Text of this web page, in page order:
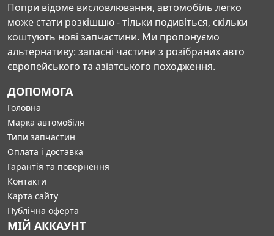
Попри відоме висловлювання, автомобіль легко
може стати розкішшю - тільки подивіться, скільки
коштують нові запчастини. Ми пропонуємо
альтернативу: запасні частини з розібраних авто
європейського та азіатського походження.
ДОПОМОГА
Головна
Марка автомобіля
Типи запчастин
Оплата і доставка
Гарантія та повернення
Контакти
Карта сайту
Публічна оферта
МІЙ АККАУНТ